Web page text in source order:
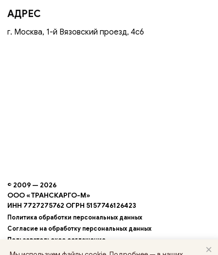
АДРЕС
г. Москва, 1-й Вязовский проезд, 4с6
© 2009 — 2026
ООО «ТРАНСКАРГО-М»
ИНН 7727275762 ОГРН 5157746126423
Политика обработки персональных данных
Согласие на обработку персональных данных
Пользовательское соглашение
Условия обработки cookie
×